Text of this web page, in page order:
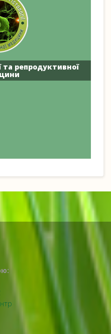
та репродуктивної